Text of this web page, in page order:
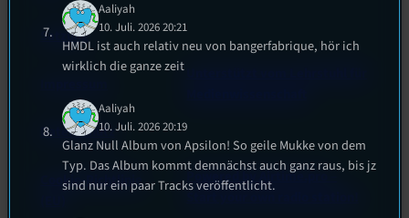
Satzung
Datenschutz
Cookie-Richtlinie
Powered by Airtime.pro –
Aaliyah
10. Juli. 2026 20:21
HMDL ist auch relativ neu von bangerfabrique, hör ich
wirklich die ganze zeit
Aaliyah
10. Juli. 2026 20:19
Glanz Null Album von Apsilon! So geile Mukke von dem
Typ. Das Album kommt demnächst auch ganz raus, bis jz
sind nur ein paar Tracks veröffentlicht.